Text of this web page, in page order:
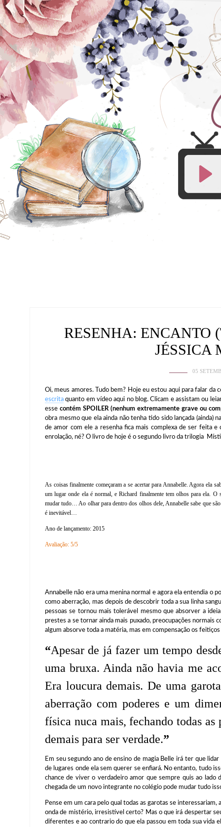
RESENHA: ENCANTO
JÉSSICA
05
Oi, meus amores. Tudo bem? Hoje eu estou aqui para falar
escrita quanto em vídeo aqui no blog. Clicam e assistam ou
essecontém SPOILER (nenhum extremamente grave ou
obra mesmo que ela ainda não tenha tido sido lançada (ainda)
de amor com ele a resenha fica mais complexa de ser feita
enrolação, né? O livro de hoje é o segundo livro da trilogia
As coisas finalmente começaram a se acertar para Annabelle. Agora ela
um lugar onde ela é normal, e Richard finalmente tem olhos para ela.
mudar tudo… Ao olhar para dentro dos olhos dele, Annabelle sabe que
é inevitável…
Ano de lançamento: 2015
Avaliação: 5/5
Annabelle não era uma menina normal e agora ela entendia o
como aberração, mas depois de descobrir toda a sua linha
pessoas se tornou mais tolerável mesmo que absorver a
prestes a se tornar ainda mais puxado, preocupações
algum absorve toda a matéria, mas em compensação os
“Apesar de já fazer um tempo
uma bruxa. Ainda não havia me
Era loucura demais. De uma
aberração com poderes e um
física nuca mais, fechando todas
demais para ser verdade.”
Em seu segundo ano de ensino de magia Belle irá ter que
de lugares onde ela sem querer se enfiará. No entanto, tudo
chance de viver o verdadeiro amor que sempre quis ao lado
chegada de um novo integrante no colégio pode mudar tudo
Pense em um cara pelo qual todas as garotas se
onda de mistério, irresistível certo? Mas o que irá despertar
diferentes e ao contrario do que ela passou em toda sua vida